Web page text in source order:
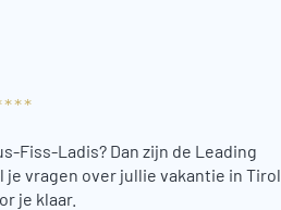
Fiss-Ladis? Dan zijn de Leading
je vragen over jullie vakantie in Tirol
je klaar.